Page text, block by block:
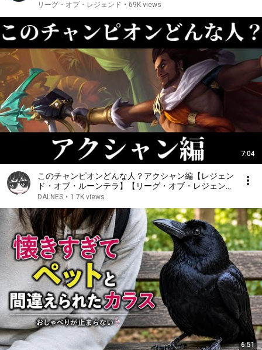
リーグ・オブ・レジェンド • 69K views
7:04
このチャンピオンどんな人？アクシャン編【レジェン
ド・オブ・ルーンテラ】【リーグ・オブ・レジェン
ド】【ゆっくり解説】
DALNES • 1.7K views
6:51